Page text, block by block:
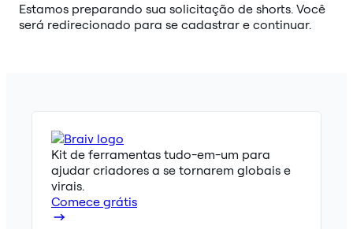
Estamos preparando sua solicitação de shorts. Você
será redirecionado para se cadastrar e continuar.
Kit de ferramentas tudo-em-um para
ajudar criadores a se tornarem globais e
virais.
Comece grátis